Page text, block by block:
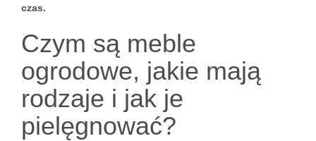
czas.
Czym są meble
ogrodowe, jakie mają
rodzaje i jak je
pielęgnować?